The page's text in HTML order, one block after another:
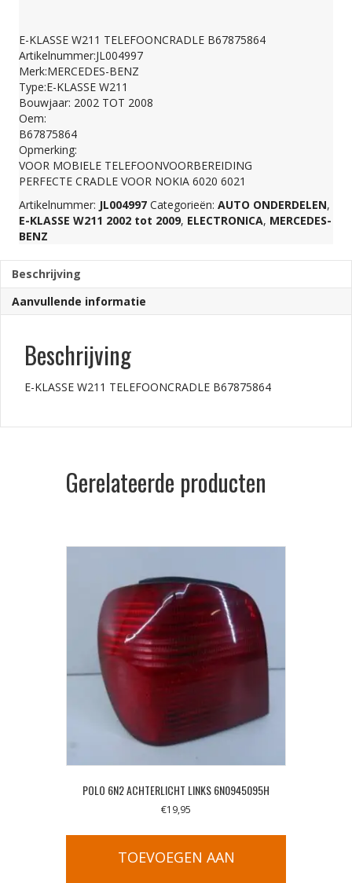
W211
TELEFOONCRADLE
B67875864
aantal
E-KLASSE W211 TELEFOONCRADLE B67875864
Artikelnummer:JL004997
Merk:MERCEDES-BENZ
Type:E-KLASSE W211
Bouwjaar: 2002 TOT 2008
Oem:
B67875864
Opmerking:
VOOR MOBIELE TELEFOONVOORBEREIDING
PERFECTE CRADLE VOOR NOKIA 6020 6021
Artikelnummer: JL004997 Categorieën: AUTO ONDERDELEN,
E-KLASSE W211 2002 tot 2009, ELECTRONICA, MERCEDES-
BENZ
Beschrijving
Aanvullende informatie
Beschrijving
E-KLASSE W211 TELEFOONCRADLE B67875864
Gerelateerde producten
POLO 6N2 ACHTERLICHT LINKS 6N0945095H
€19,95
TOEVOEGEN AAN